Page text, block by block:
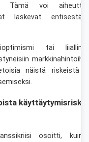
Tämä voi
laskevat
tai
näistä riskeistä
osoitti,